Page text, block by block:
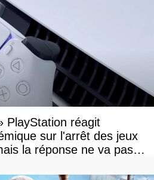
PlayStation réagit
sur l'arrêt des jeux
la réponse ne va pas